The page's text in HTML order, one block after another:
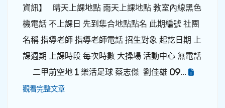
資訊】 晴天上課地點 雨天上課地點 教室內線黑色
機電話 不上課日 先到集合地點點名 此期編號 社團
名稱 指導老師 指導老師電話 招生對象 起訖日期 上
課週期 上課時段 每次時數 大操場 活動中心 無電話
二甲前空地 1 樂活足球 蔡志傑 劉佳雄 09...
觀看完整文章